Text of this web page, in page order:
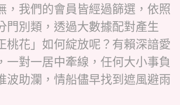
，我們的會員皆經過篩選，依照
門別類，透過大數據配對產生
桃花」如何綻放呢？有賴深諳愛
一對一居中牽線，任何大小事負
波助瀾，情船儘早找到遮風避雨